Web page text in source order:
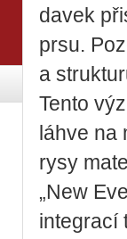
da­vek
prsu.
a
Tento
láhve na
rysy
„New
in­te­gra­cí